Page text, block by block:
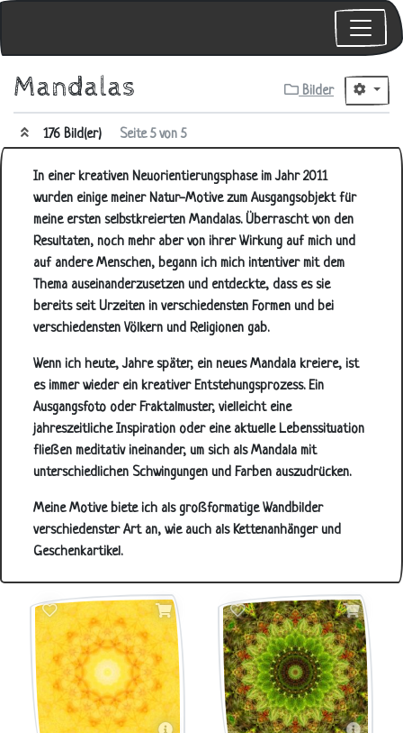
Bilder
Mandalas
176 Bild(er) Seite 5 von 5
In einer kreativen Neuorientierungsphase im Jahr 2011
wurden einige meiner Natur-Motive zum Ausgangsobjekt für
meine ersten selbstkreierten Mandalas. Überrascht von den
Resultaten, noch mehr aber von ihrer Wirkung auf mich und
auf andere Menschen, begann ich mich intentiver mit dem
Thema auseinanderzusetzen und entdeckte, dass es sie
bereits seit Urzeiten in verschiedensten Formen und bei
verschiedensten Völkern und Religionen gab.
Wenn ich heute, Jahre später, ein neues Mandala kreiere, ist
es immer wieder ein kreativer Entstehungsprozess. Ein
Ausgangsfoto oder Fraktalmuster, vielleicht eine
jahreszeitliche Inspiration oder eine aktuelle Lebenssituation
fließen meditativ ineinander, um sich als Mandala mit
unterschiedlichen Schwingungen und Farben auszudrücken.
Meine Motive biete ich als großformatige Wandbilder
verschiedenster Art an, wie auch als Kettenanhänger und
Geschenkartikel.